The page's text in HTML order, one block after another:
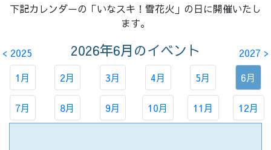
下記カレンダーの「いなスキ！雪花火」の日に開催いたし
ます。
< 2025 2026年6月のイベント
2027 >
1月
2月 3月 4月 5月 6月
7月 8月 9月 10月 11月 12月